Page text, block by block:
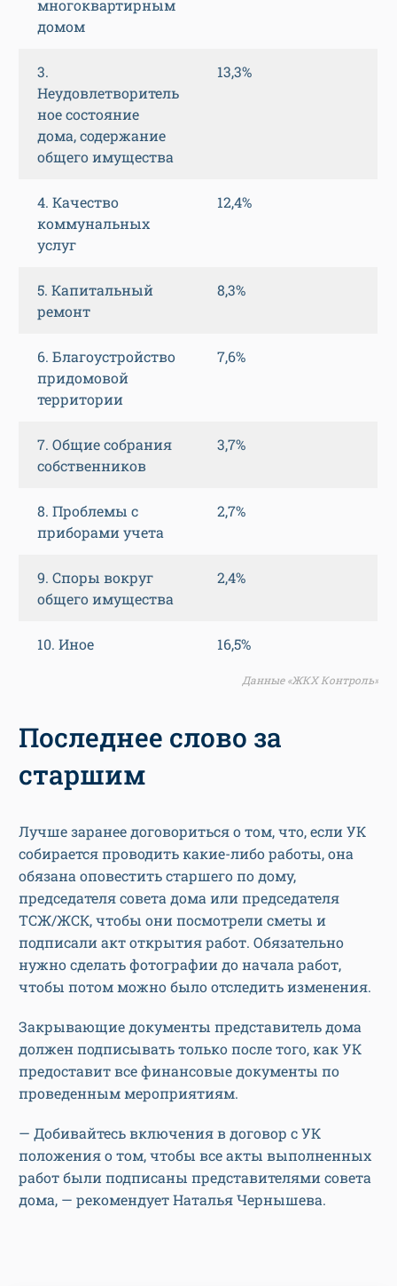
многоквартирным
домом
3.
Неудовлетворитель
ное состояние
дома, содержание
общего имущества
13,3%
4. Качество
коммунальных
услуг
12,4%
5. Капитальный
ремонт
8,3%
6. Благоустройство
придомовой
территории
7,6%
7. Общие собрания
собственников
3,7%
8. Проблемы с
приборами учета
2,7%
9. Споры вокруг
общего имущества
2,4%
10. Иное 16,5%
Данные «ЖКХ Контроль»
Последнее слово за
старшим
Лучше заранее договориться о том, что, если УК
собирается проводить какие-либо работы, она
обязана оповестить старшего по дому,
председателя совета дома или председателя
ТСЖ/ЖСК, чтобы они посмотрели сметы и
подписали акт открытия работ. Обязательно
нужно сделать фотографии до начала работ,
чтобы потом можно было отследить изменения.
Закрывающие документы представитель дома
должен подписывать только после того, как УК
предоставит все финансовые документы по
проведенным мероприятиям.
— Добивайтесь включения в договор с УК
положения о том, чтобы все акты выполненных
работ были подписаны представителями совета
дома, — рекомендует Наталья Чернышева.